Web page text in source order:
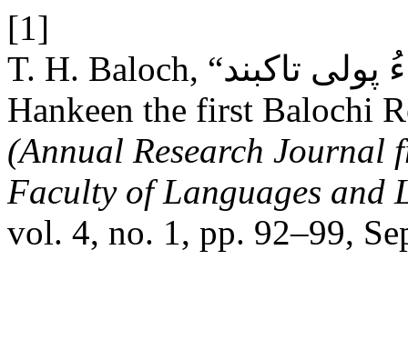
[1]
T. H. Baloch, “ھنکین بلوچی زبانءِ اولی پٹ ءُ پولی تاکبند:
Hankeen the first Balochi
(Annual Research Journal
Faculty of Languages and
vol. 4, no. 1, pp. 92–99,